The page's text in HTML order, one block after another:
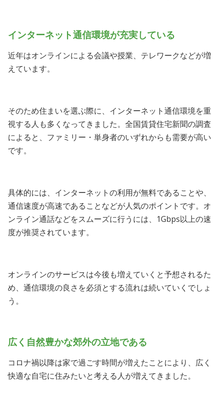
インターネット通信環境が充実している
近年はオンラインによる会議や授業、テレワークなどが増
えています。
そのため住まいを選ぶ際に、インターネット通信環境を重
視する人も多くなってきました。全国賃貸住宅新聞の調査
によると、ファミリー・単身者のいずれからも需要が高い
です。
具体的には、インターネットの利用が無料であることや、
通信速度が高速であることなどが人気のポイントです。オ
ンライン通話などをスムーズに行うには、1Gbps以上の速
度が推奨されています。
オンラインのサービスは今後も増えていくと予想されるた
め、通信環境の良さを必須とする流れは続いていくでしょ
う。
広く自然豊かな郊外の立地である
コロナ禍以降は家で過ごす時間が増えたことにより、広く
快適な自宅に住みたいと考える人が増えてきました。